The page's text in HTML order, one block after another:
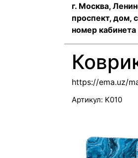
г. Москва,
проспект, дом,
номер кабинета
https://ema.uz/
Артикул: K010